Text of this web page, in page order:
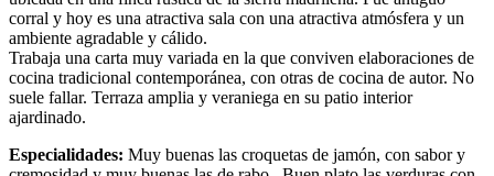
corral y hoy es una atractiva sala con una atractiva atmósfera y un
ambiente agradable y cálido.
Trabaja una carta muy variada en la que conviven elaboraciones de
cocina tradicional contemporánea, con otras de cocina de autor. No
suele fallar. Terraza amplia y veraniega en su patio interior
ajardinado.
Especialidades: Muy buenas las croquetas de jamón, con sabor y